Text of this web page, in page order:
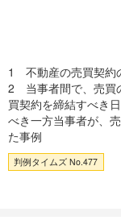
1 不動産の売買契約
2 当事者間で、売買
買契約を締結すべき
べき一方当事者が、
た事例
判例タイムズ No.477